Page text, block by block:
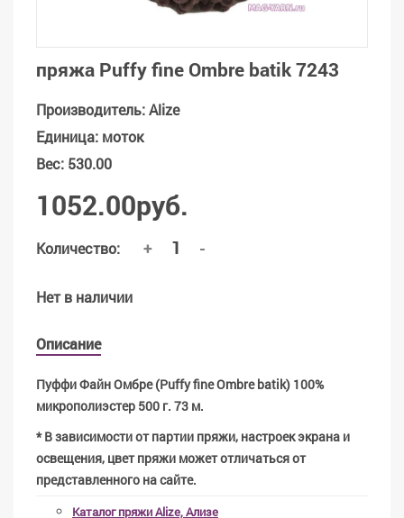
пряжа Puffy fine Ombre batik 7243
Производитель:Alize
Единица: моток
Вес: 530.00
1052.00руб.
Количество: + -
Нет в наличии
Описание
Пуффи Файн Омбре (Puffy fine Ombre batik) 100%
микрополиэстер 500 г. 73 м.
* В зависимости от партии пряжи, настроек экрана и
освещения, цвет пряжи может отличаться от
представленного на сайте.
Каталог пряжи Alize, Ализе